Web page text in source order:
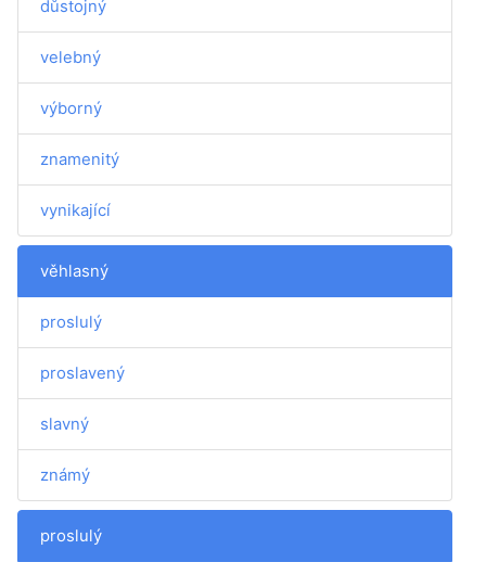
důstojný
velebný
výborný
znamenitý
vynikající
věhlasný
proslulý
proslavený
slavný
známý
proslulý